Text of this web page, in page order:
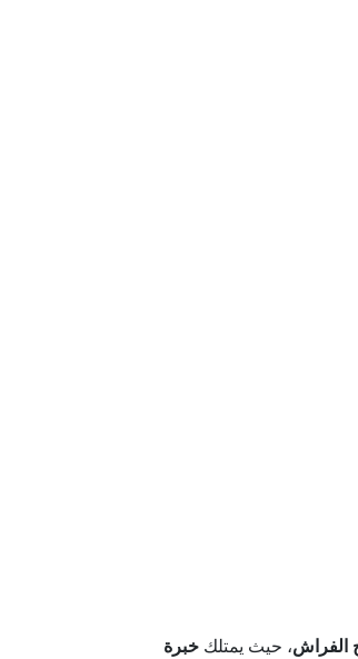
الفراش، حيث يمتلك خبرة